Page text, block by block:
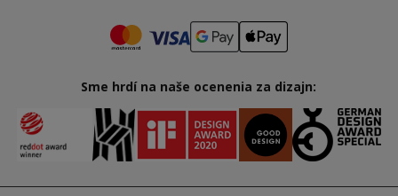
Sme hrdí na naše ocenenia za dizajn: